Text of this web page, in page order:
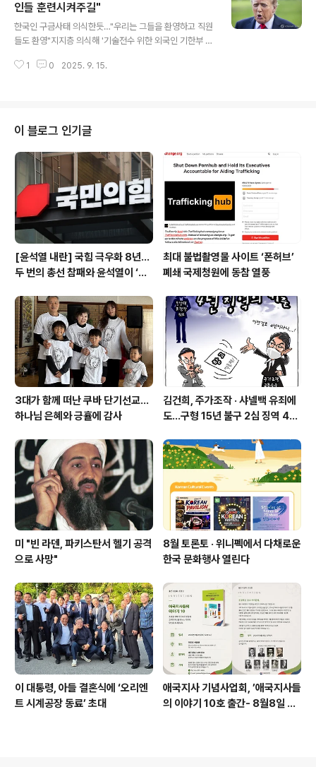
는 뜻도 밝혔다. 민주당이 설치를 추진해온 ‘내란특별재판
부’를 두고 사법부가 거듭 위헌 우려를 제기하며 반발하자,
사법부 스스로 내란재판을 전담할 재판부 구성안을 내놓으
라고 공을 넘긴 셈이다. 한정애 민주당 정책위원회 의장은
이날 국회에서 기자간담회를 열어 “(내란이라는) 사건의
인들 훈련시켜주길"
한국인 구금사태 의식한듯…"우리는 그들을 환영하고 직원
들도 환영"지지층 의식해 '기술전수 위한 외국인 기한부 수
합] 도널드 트럼프 미국 대통령은 14일(현지시간) "나는 다
그들을 환영한다. 우리는 그들의 직원을 환영한다"고 적었
다. 그러면서 "우리는 그들로부터 배울 것이며 그렇게 머지
않은 미래에 그들의 전문 영역에서 그들보다 더 잘하게 될
것이라고 기꺼이 자랑스럽게 말할 수 있다"고 밝혔다. 트럼
프 대통령이 특정 국가나 기업을 언급한 것은 아니지만, 최
근 미 이민 당국에 의한 대..
1 0 2025. 9. 15.
이 블로그 인기글
[윤석열 내란] 국힘 극우화 8년…
두 번의 총선 참패와 윤석열이 ‘폭
최대 불법촬영물 사이트 ‘폰허브’
폐쇄 국제청원에 동참 열풍
3대가 함께 떠난 쿠바 단기선교...
하나님 은혜와 긍휼에 감사
김건희, 주가조작 · 샤넬백 유죄에
도…구형 15년 불구 2심 징역 4년
미 "빈 라덴, 파키스탄서 헬기 공격
으로 사망"
8월 토론토 · 위니펙에서 다채로운
한국 문화행사 열린다
이 대통령, 아들 결혼식에 ‘오리엔
트 시계공장 동료’ 초대
애국지사 기념사업회, ’애국지사들
의 이야기 10호 출간- 8월8일 출